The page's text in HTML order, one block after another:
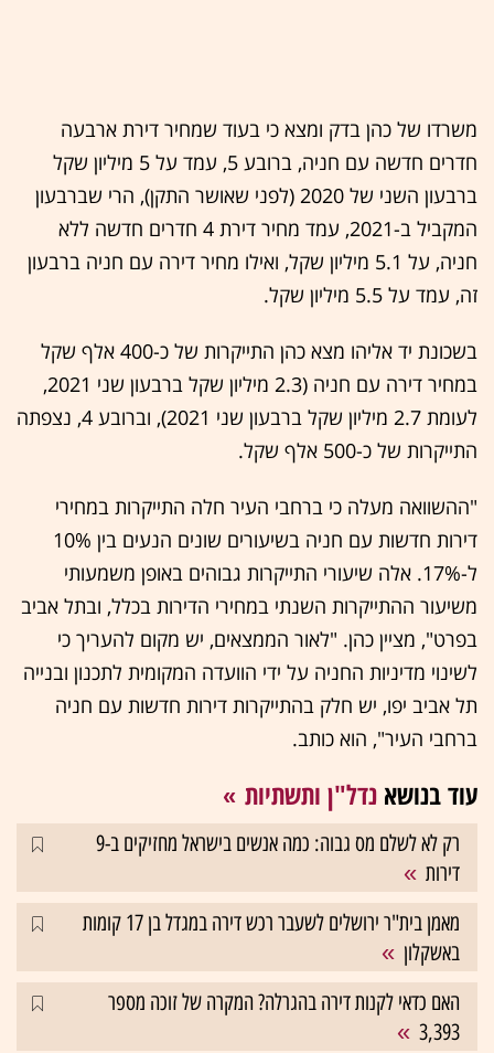
משרדו של כהן בדק ומצא כי בעוד שמחיר דירת ארבעה
חדרים חדשה עם חניה, ברובע 5, עמד על 5 מיליון שקל
ברבעון השני של 2020 (לפני שאושר התקן), הרי שברבעון
המקביל ב-2021, עמד מחיר דירת 4 חדרים חדשה ללא
חניה, על 5.1 מיליון שקל, ואילו מחיר דירה עם חניה ברבעון
זה, עמד על 5.5 מיליון שקל.
בשכונת יד אליהו מצא כהן התייקרות של כ-400 אלף שקל
במחיר דירה עם חניה (2.3 מיליון שקל ברבעון שני 2021,
לעומת 2.7 מיליון שקל ברבעון שני 2021), וברובע 4, נצפתה
התייקרות של כ-500 אלף שקל.
"ההשוואה מעלה כי ברחבי העיר חלה התייקרות במחירי
דירות חדשות עם חניה בשיעורים שונים הנעים בין 10%
ל-17%. אלה שיעורי התייקרות גבוהים באופן משמעותי
משיעור ההתייקרות השנתי במחירי הדירות בכלל, ובתל אביב
בפרט", מציין כהן. "לאור הממצאים, יש מקום להעריך כי
לשינוי מדיניות החניה על ידי הוועדה המקומית לתכנון ובנייה
תל אביב יפו, יש חלק בהתייקרות דירות חדשות עם חניה
ברחבי העיר", הוא כותב.
עוד בנושא נדל"ן ותשתיות
רק לא לשלם מס גבוה: כמה אנשים בישראל מחזיקים ב-9
דירות
מאמן בית"ר ירושלים לשעבר רכש דירה במגדל בן 17 קומות
באשקלון
האם כדאי לקנות דירה בהגרלה? המקרה של זוכה מספר
3,393